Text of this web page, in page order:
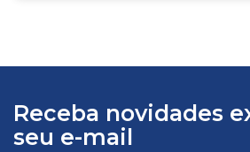
Receba novidades
seu e-mail